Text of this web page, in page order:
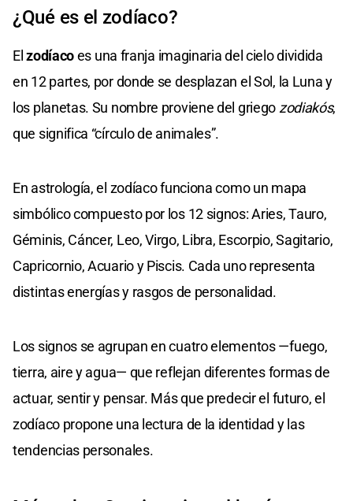
¿Qué es el zodíaco?
Elzodíacoes una franja imaginaria del cielo dividida
en 12 partes, por donde se desplazan el Sol, la Luna y
los planetas. Su nombre proviene del griego zodiakós,
que significa “círculo de animales”.
En astrología, el zodíaco funciona como un mapa
simbólico compuesto por los 12 signos: Aries, Tauro,
Géminis, Cáncer, Leo, Virgo, Libra, Escorpio, Sagitario,
Capricornio, Acuario y Piscis. Cada uno representa
distintas energías y rasgos de personalidad.
Los signos se agrupan en cuatro elementos —fuego,
tierra, aire y agua— que reflejan diferentes formas de
actuar, sentir y pensar. Más que predecir el futuro, el
zodíaco propone una lectura de la identidad y las
tendencias personales.